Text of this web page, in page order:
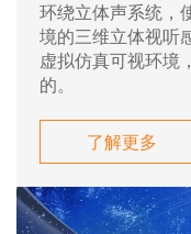
环绕立体声系统，
境的三维立体视听
虚拟仿真可视环境
的。
了解更多